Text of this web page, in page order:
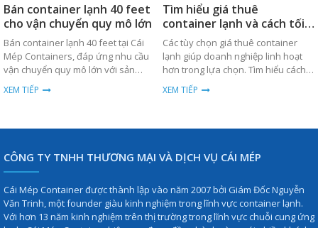
Bán container lạnh 40 feet
cho vận chuyển quy mô lớn
Bán container lạnh 40 feet tại Cái
Mép Containers, đáp ứng nhu cầu
vận chuyển quy mô lớn với sản
phẩm chất lượng cao, bền bỉ và giá
thành cạnh tranh.
XEM TIẾP
Tìm hiểu giá thuê
container lạnh và cách tối
ưu chi phí
Các tùy chọn giá thuê container
lạnh giúp doanh nghiệp linh hoạt
hơn trong lựa chọn. Tìm hiểu cách
tối ưu chi phí ngay hôm nay.
XEM TIẾP
CÔNG TY TNHH THƯƠNG MẠI VÀ DỊCH VỤ CÁI MÉP
Cái Mép Container được thành lập vào năm 2007 bởi Giám Đốc Nguyễn
Văn Trinh, một founder giàu kinh nghiệm trong lĩnh vực container lạnh.
Với hơn 13 năm kinh nghiệm trên thị trường trong lĩnh vực chuỗi cung ứng